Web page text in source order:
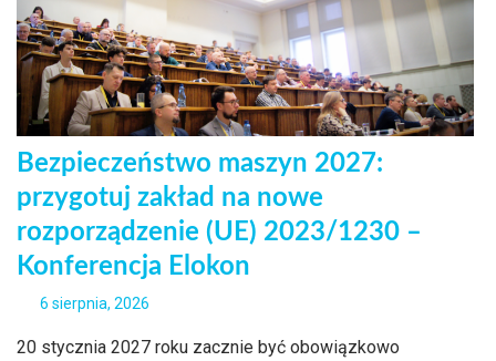
Bezpieczeństwo maszyn 2027:
przygotuj zakład na nowe
rozporządzenie (UE) 2023/1230 –
Konferencja Elokon
6 sierpnia, 2026
20 stycznia 2027 roku zacznie być obowiązkowo